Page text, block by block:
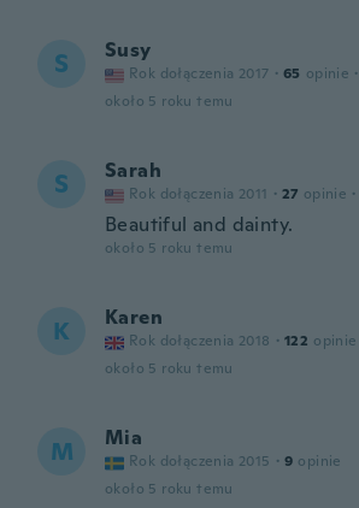
S Susy
Rok dołączenia 2017 · 65 opinie ·
około 5 roku temu
S Sarah
Rok dołączenia 2011 · 27 opinie ·
Beautiful and dainty.
około 5 roku temu
K Karen
Rok dołączenia 2018 · 122 opinie
około 5 roku temu
M Mia
Rok dołączenia 2015 · 9 opinie
około 5 roku temu